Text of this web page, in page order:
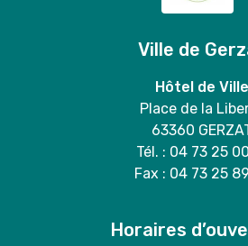
Ville de
Hôtel de Ville
Place de la
63360
Tél. : 04 73 25
Fax : 04 73 25
Horaires